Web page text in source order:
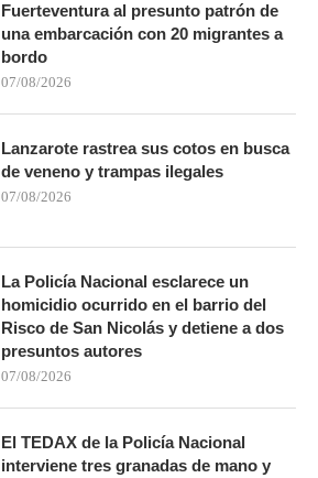
Fuerteventura al presunto patrón de
una embarcación con 20 migrantes a
bordo
07/08/2026
Lanzarote rastrea sus cotos en busca
de veneno y trampas ilegales
07/08/2026
La Policía Nacional esclarece un
homicidio ocurrido en el barrio del
Risco de San Nicolás y detiene a dos
presuntos autores
07/08/2026
El TEDAX de la Policía Nacional
interviene tres granadas de mano y